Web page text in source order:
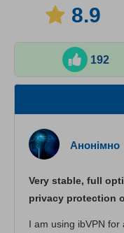
8.9
192
Анонімно
Very stable, full
privacy protection
I am using ibVPN